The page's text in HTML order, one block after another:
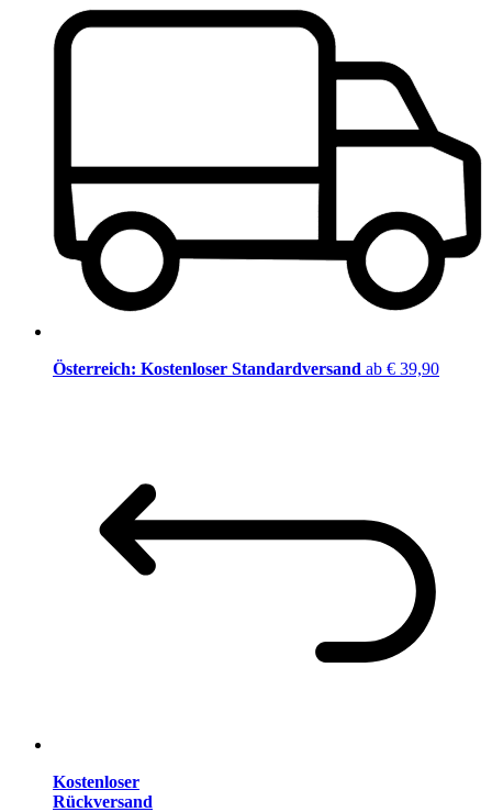
Österreich: Kostenloser Standardversand ab € 39,90
Kostenloser
Rückversand